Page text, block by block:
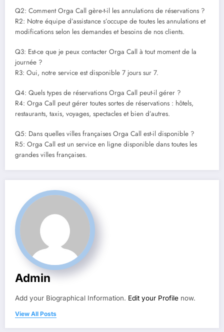
Q2: Comment Orga Call gère-t-il les annulations de réservations ?
R2: Notre équipe d’assistance s’occupe de toutes les annulations et
modifications selon les demandes et besoins de nos clients.
Q3: Est-ce que je peux contacter Orga Call à tout moment de la
journée ?
R3: Oui, notre service est disponible 7 jours sur 7.
Q4: Quels types de réservations Orga Call peut-il gérer ?
R4: Orga Call peut gérer toutes sortes de réservations : hôtels,
restaurants, taxis, voyages, spectacles et bien d’autres.
Q5: Dans quelles villes françaises Orga Call est-il disponible ?
R5: Orga Call est un service en ligne disponible dans toutes les
grandes villes françaises.
Admin
Add your Biographical Information. Edit your Profile now.
View All Posts